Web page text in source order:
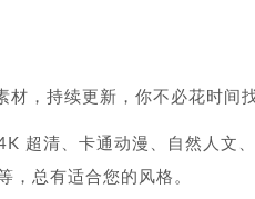
，持续更新，你不必花时间
超清、卡通动漫、自然人文
，总有适合您的风格。